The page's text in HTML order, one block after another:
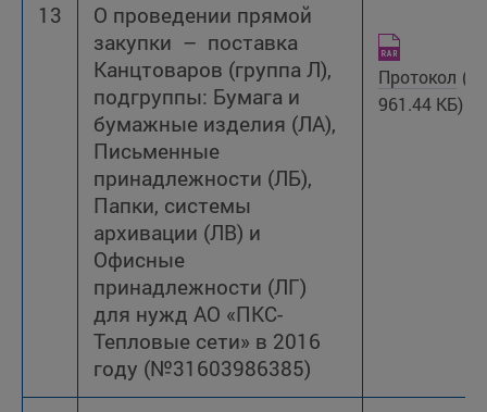
13
О проведении прямой
закупки – поставка
Канцтоваров (группа Л),
подгруппы: Бумага и
бумажные изделия (ЛА),
Письменные
принадлежности (ЛБ),
Папки, системы
архивации (ЛВ) и
Офисные
принадлежности (ЛГ)
для нужд АО «ПКС-
Тепловые сети» в 2016
году (№31603986385)
Протокол
961.44 КБ)